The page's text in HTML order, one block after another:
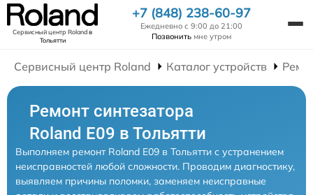
Сервисный центр Rolandв
Тольятти
+7 (848) 238-60-97
Ежедневно с 9:00 до 21:00
Позвонить мне утром
Сервисный центр Roland Каталог устройств
Ремонт синтезатора
Roland E09 в Тольятти
Выполняем ремонт Roland E09 в Тольятти с устранением
неисправностей любой сложности. Проводим диагностику,
выявляем причины поломки, заменяем неисправные